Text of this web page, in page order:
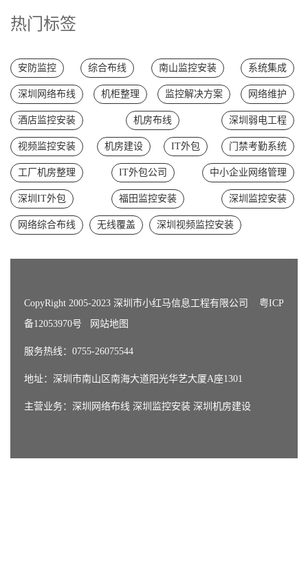
热门标签
安防监控 综合布线 南山监控安装 系统集成
深圳网络布线 机柜整理 监控解决方案 网络维护
酒店监控安装 机房布线 深圳弱电工程
视频监控安装 机房建设 IT外包 门禁考勤系统
工厂机房整理 IT外包公司 中小企业网络管理
深圳IT外包 福田监控安装 深圳监控安装
网络综合布线 无线覆盖 深圳视频监控安装
CopyRight 2005-2023 深圳市小红马信息工程有限公司 粤ICP
备12053970号
网站地图
服务热线：0755-26075544
地址：深圳市南山区南海大道阳光华艺大厦A座1301
主营业务： 深圳网络布线 深圳监控安装 深圳机房建设